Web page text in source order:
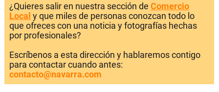
¿Quieres salir en nuestra sección de Comercio
Local y que miles de personas conozcan todo lo
que ofreces con una noticia y fotografías hechas
por profesionales?
Escríbenos a esta dirección y hablaremos contigo
para contactar cuando antes:
contacto@navarra.com